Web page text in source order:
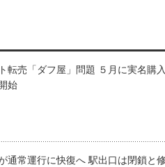
転売「ダフ屋」問題 ５月に実名購入
始
通常運行に快復へ 駅出口は閉鎖と